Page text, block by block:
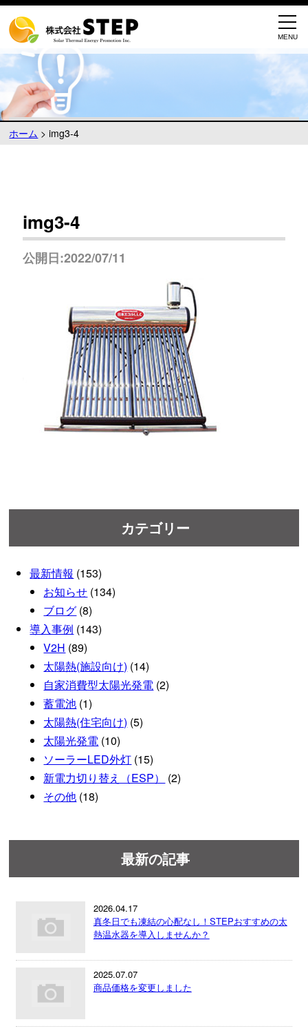
ホーム >img3-4
img3-4
公開日:2022/07/11
カテゴリー
最新情報 (153)
お知らせ (134)
ブログ (8)
導入事例 (143)
V2H (89)
太陽熱(施設向け) (14)
自家消費型太陽光発電 (2)
蓄電池 (1)
太陽熱(住宅向け) (5)
太陽光発電 (10)
ソーラーLED外灯 (15)
新電力切り替え（ESP）
(2)
その他 (18)
最新の記事
2026.04.17
真冬日でも凍結の心配なし！STEPおすすめの太
熱温水器を導入しませんか？
2025.07.07
商品価格を変更しました